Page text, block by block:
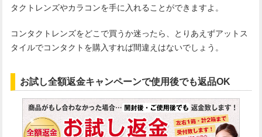
タクトレンズやカラコンを手に入れることができますよ。
コンタクトレンズをどこで買うか迷ったら、とりあえずアットス
タイルでコンタクトを購入すれば間違えはないでしょう。
お試し全額返金キャンペーンで使用後でも返品OK